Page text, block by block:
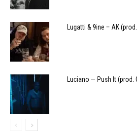
Lugatti & 9ine – AK
Luciano — Push It (prod.